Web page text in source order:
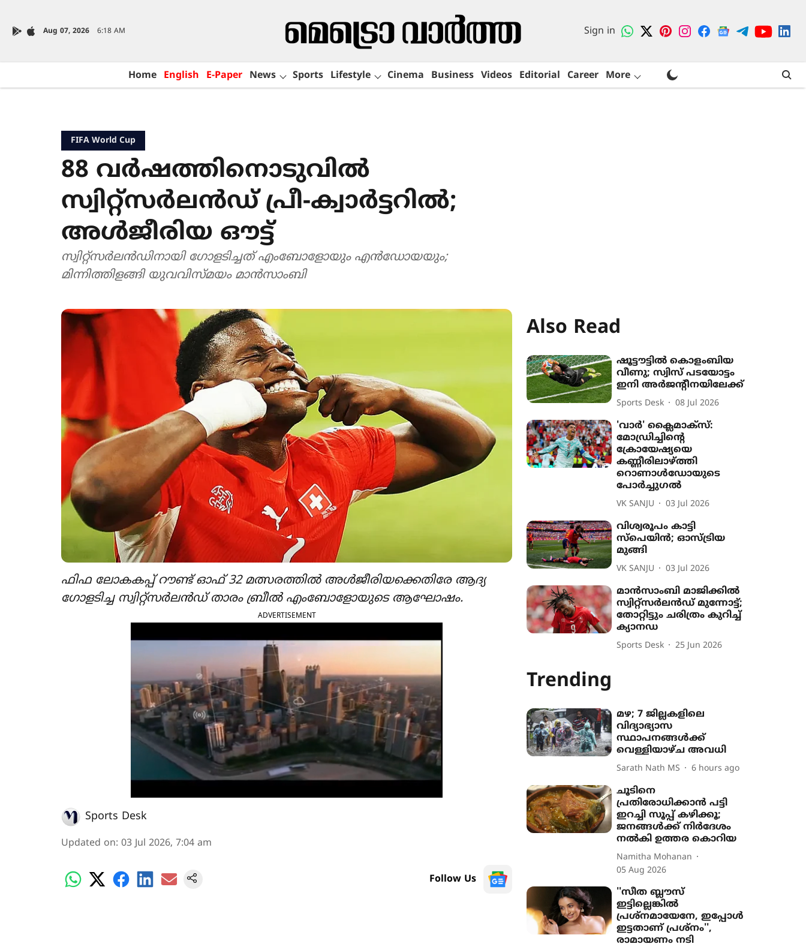
Aug 07, 2026 6:18 AM Sign in
Home English E-Paper News Sports Lifestyle Cinema Business Videos Editorial Career More
FIFA World Cup
88 വർഷത്തിനൊടുവിൽ
സ്വിറ്റ്സർലൻഡ് പ്രീ-ക്വാർട്ടറിൽ;
അൾജീരിയ ഔട്ട്
സ്വിറ്റ്സർലൻഡിനായി ഗോളടിച്ചത് എംബോളോയും എൻഡോയയും;
മിന്നിത്തിളങ്ങി യുവവിസ്മയം മാൻസാംബി
ഫിഫ ലോകകപ്പ് റൗണ്ട് ഓഫ് 32 മത്സരത്തിൽ അൾജീരിയക്കെതിരേ ആദ്യ
ഗോളടിച്ച സ്വിറ്റ്സർലൻഡ് താരം ബ്രീൽ എംബോളോയുടെ ആഘോഷം.
ADVERTISEMENT
Sports Desk
Updated on: 03 Jul 2026, 7:04 am
Follow Us
Also Read
ഷൂട്ടൗട്ടിൽ കൊളംബിയ
വീണു; സ്വിസ് പടയോട്ടം
ഇനി അർജന്‍റീനയിലേക്ക്
Sports Desk 08 Jul 2026
'വാർ' ക്ലൈമാക്സ്:
മോഡ്രിച്ചിന്‍റെ
ക്രോയേഷ്യയെ
കണ്ണീരിലാഴ്ത്തി
റൊണാൾഡോയുടെ
പോർച്ചുഗൽ
VK SANJU 03 Jul 2026
വിശ്വരൂപം കാട്ടി
സ്പെയിൻ; ഓസ്ട്രിയ
മുങ്ങി
VK SANJU 03 Jul 2026
മാൻസാംബി മാജിക്കിൽ
സ്വിറ്റ്സർലൻഡ് മുന്നോട്ട്;
തോറ്റിട്ടും ചരിത്രം കുറിച്ച്
ക്യാനഡ
Sports Desk 25 Jun 2026
Trending
മഴ; 7 ജില്ലകളിലെ
വിദ്യാഭ്യാസ
സ്ഥാപനങ്ങൾക്ക്
വെള്ളിയാഴ്ച അവധി
Sarath Nath MS 6 hours ago
ചൂടിനെ
പ്രതിരോധിക്കാൻ പട്ടി
ഇറച്ചി സൂപ്പ് കഴിക്കൂ;
ജനങ്ങൾക്ക് നിർദേശം
നൽകി ഉത്തര കൊറിയ
Namitha Mohanan
05 Aug 2026
''സീത ബ്ലൗസ്
ഇട്ടില്ലെങ്കിൽ
പ്രശ്നമായേനേ, ഇപ്പോൾ
ഇട്ടതാണ് പ്രശ്നം'',
രാമായണം നടി